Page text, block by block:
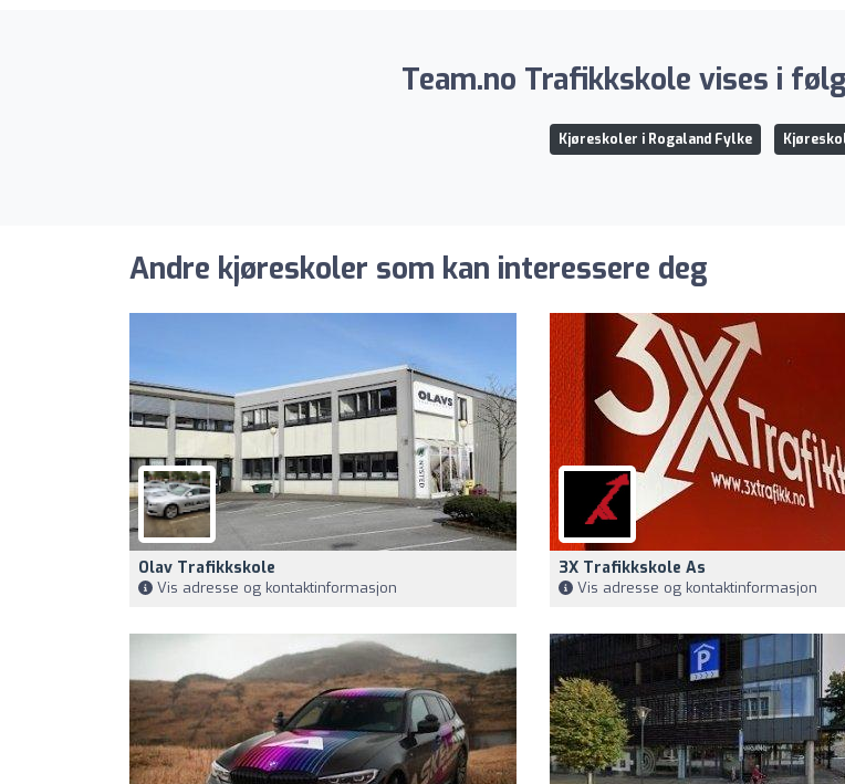
Team.no Trafikkskole vises i
Kjøreskoler i Rogaland Fylke
Andre kjøreskoler som kan interessere deg
Olav Trafikkskole
Vis adresse og kontaktinformasjon
3X Trafikkskole As
Vis adresse og kontaktinformasjon